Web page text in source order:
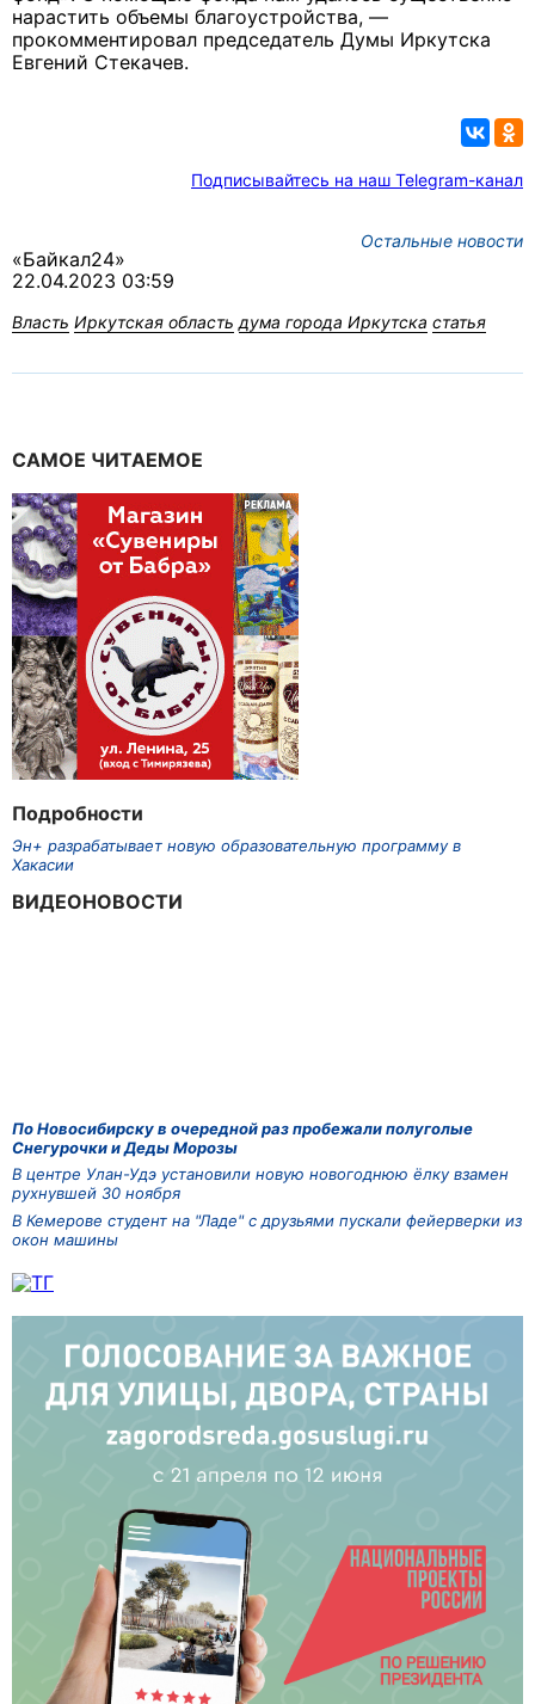
нарастить объемы благоустройства, —
прокомментировал председатель Думы Иркутска
Евгений Стекачев.
Подписывайтесь на наш Telegram-канал
Остальные новости
«Байкал24»
22.04.2023 03:59
Власть Иркутская область дума города Иркутска статья
САМОЕ ЧИТАЕМОЕ
Подробности
Эн+ разрабатывает новую образовательную программу в
Хакасии
ВИДЕОНОВОСТИ
По Новосибирску в очередной раз пробежали полуголые
Снегурочки и Деды Морозы
В центре Улан-Удэ установили новую новогоднюю ёлку взамен
рухнувшей 30 ноября
В Кемерове студент на "Ладе" с друзьями пускали фейерверки из
окон машины